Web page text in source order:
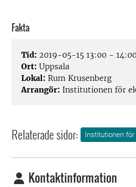
Fakta
Tid: 2019-05-15 13:00 - 14:00
Ort: Uppsala
Lokal: Rum Krusenberg
Arrangör: Institutionen för
Relaterade sidor: Institutionen
Kontaktinformation